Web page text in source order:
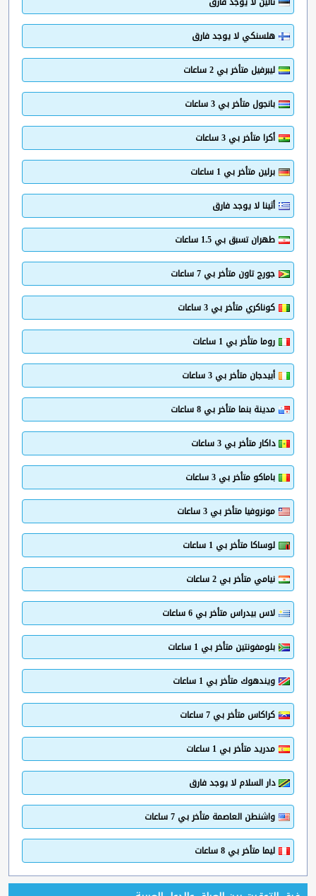
هلسنكي لا يوجد فارق
ليبرفيل متأخر بي 2 ساعات
بانجول متأخر بي 3 ساعات
أكرا متأخر بي 3 ساعات
برلين متأخر بي 1 ساعات
أثينا لا يوجد فارق
طهران تسبق بي 1.5 ساعات
جورج تاون متأخر بي 7 ساعات
كوناكري متأخر بي 3 ساعات
روما متأخر بي 1 ساعات
أبيدجان متأخر بي 3 ساعات
مدينة بنما متأخر بي 8 ساعات
داكار متأخر بي 3 ساعات
باماكو متأخر بي 3 ساعات
مونروفيا متأخر بي 3 ساعات
لوساكا متأخر بي 1 ساعات
نيامي متأخر بي 2 ساعات
لاس بيدراس متأخر بي 6 ساعات
بلومفونتين متأخر بي 1 ساعات
ويندهوك متأخر بي 1 ساعات
كراكاس متأخر بي 7 ساعات
مدريد متأخر بي 1 ساعات
دار السلام لا يوجد فارق
واشنطن العاصمة متأخر بي 7 ساعات
ليما متأخر بي 8 ساعات